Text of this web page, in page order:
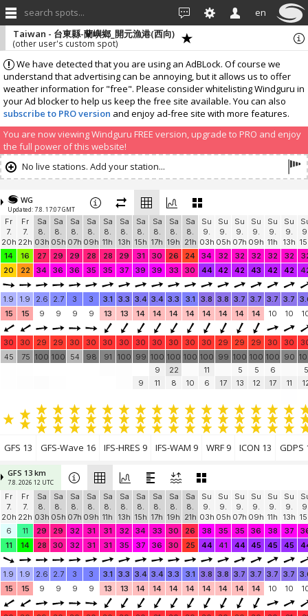
search spots... en
We have detected that you are using an AdBLock. Of course we
understand that advertising can be annoying, but it allows us to offer
weather information for "free". Please consider whitelisting Windguru in
your Ad blocker to help us keep the free site available. You can also
subscribe to PRO version and enjoy ad-free site with more features.
You are now viewing Windguru FREE version, upgrade to PRO and enjoy
the full power of this website!
Taiwan - 台東縣-蘭嶼鄉_開元漁港(西向)
(other user's custom spot)
No live stations. Add your station...
WG
Updated: 7.8. 17:07 GMT
Fr
7.
20h
Fr
7.
22h
Sa
8.
03h
Sa
8.
05h
Sa
8.
07h
Sa
8.
09h
Sa
8.
11h
Sa
8.
13h
Sa
8.
15h
Sa
8.
17h
Sa
8.
19h
Sa
8.
21h
Su
9.
03h
Su
9.
05h
Su
9.
07h
Su
9.
09h
Su
9.
11h
Su
9.
13h
14
16 27 29 29 28 28 29 31 30 26 24 34 32 32 32 32 32
20
22 34 36 36 35 35 37 39 39 33 30 44 42 42 43 42 42
1.9 1.9 2.6 2.7 3 3 3.1 3.3 3.4 3.4 3.3 3.1 3.8 3.8 3.7 3.7 3.7 3.7
15
15 9 9 9 9 13 13 14 14 14 14 14 14 14 14 10 10
30 30 29 29 30 30 30 30 30 30 30 30 30 29 29 29 30 30
45
75 100 100 54 98 91 100 99
9
100
9
11
100
22
8
100
10
100
11
6
99
17
100
5
13
100
5
12
100
6
17
90
11
5
GFS 13 GFS-Wave 16 IFS-HRES 9 IFS-WAM 9 WRF 9 ICON 13 GDPS
GFS 13 km
7.8. 2026 12 UTC
Fr
7.
20h
Fr
7.
22h
Sa
8.
03h
Sa
8.
05h
Sa
8.
07h
Sa
8.
09h
Sa
8.
11h
Sa
8.
13h
Sa
8.
15h
Sa
8.
17h
Sa
8.
19h
Sa
8.
21h
Su
9.
03h
Su
9.
05h
Su
9.
07h
Su
9.
09h
Su
9.
11h
Su
9.
13h
6
11 29 29 32 31 31 32 34 33 30 26 38 35 35 36 38 37
11
14 28 30 32 31 31 35 37 36 30 25 44 41 44 45 45 45
1.9 1.9 2.6 2.7 3 3 3.1 3.3 3.4 3.4 3.3 3.1 3.8 3.8 3.7 3.7 3.7 3.7
15
15 9 9 9 9 13 13 14 14 14 14 14 14 14 14 10 10